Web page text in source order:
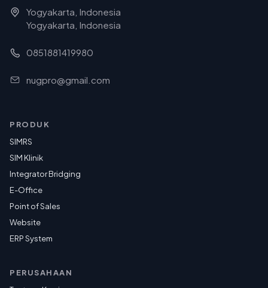
Yogyakarta, Indonesia
Yogyakarta, Indonesia
0851881419980
nugpro@gmail.com
PRODUK
SIMRS
SIM Klinik
Integrator Bridging
E-Office
Point of Sales
Website
ERP System
PERUSAHAAN